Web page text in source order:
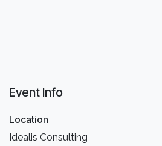
Event Info
Location
Idealis Consulting